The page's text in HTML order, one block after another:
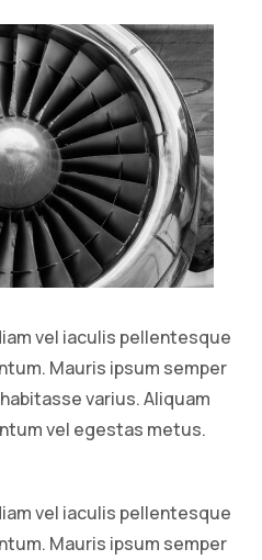
vel iaculis pellentesque
Mauris ipsum semper
varius. Aliquam
vel egestas metus.
vel iaculis pellentesque
Mauris ipsum semper